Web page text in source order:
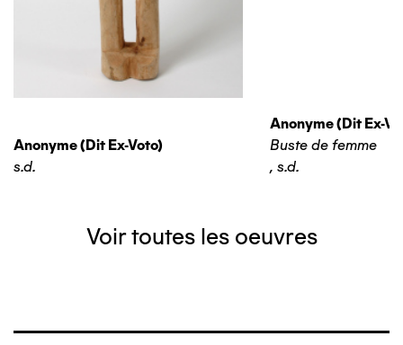
Anonyme (dit Ex-Voto)
s.d.
Anonyme (dit Ex-
Buste de femme
, s.d.
Voir toutes les oeuvres